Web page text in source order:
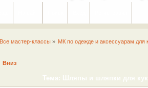
Все мастер-классы » МК по одежде и аксессуарам для
Вниз
Тема: Шляпы и шляпки для